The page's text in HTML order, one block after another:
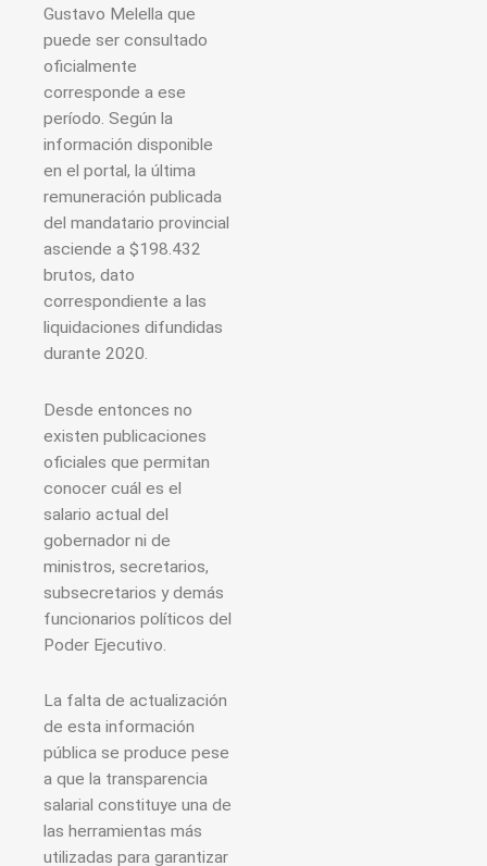
Gustavo Melella que
puede ser consultado
oficialmente
corresponde a ese
período. Según la
información disponible
en el portal, la última
remuneración publicada
del mandatario provincial
asciende a $198.432
brutos, dato
correspondiente a las
liquidaciones difundidas
durante 2020.
Desde entonces no
existen publicaciones
oficiales que permitan
conocer cuál es el
salario actual del
gobernador ni de
ministros, secretarios,
subsecretarios y demás
funcionarios políticos del
Poder Ejecutivo.
La falta de actualización
de esta información
pública se produce pese
a que la transparencia
salarial constituye una de
las herramientas más
utilizadas para garantizar